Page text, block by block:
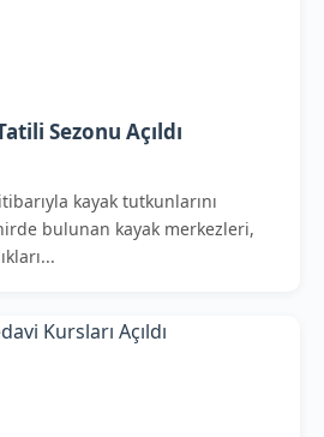
Sezonu Açıldı
kayak tutkunlarını
bulunan kayak merkezleri,